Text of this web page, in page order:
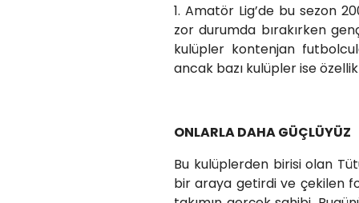
1. Amatör Lig’de bu sezon
zor durumda bırakırken
kulüpler kontenjan
ancak bazı kulüpler ise
ONLARLA DAHA GÜÇLÜYÜZ
Bu kulüplerden birisi olan
bir araya getirdi ve çekilen